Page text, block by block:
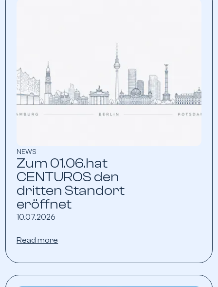
NEWS
Zum 01.06.hat
CENTUROS den
dritten Standort
eröffnet
10.07.2026
Read more